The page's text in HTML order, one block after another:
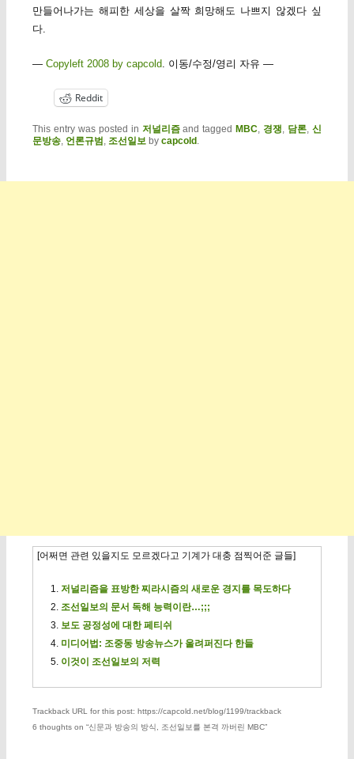
만들어나가는 해피한 세상을 살짝 희망해도 나쁘지 않겠다 싶
다.
— Copyleft 2008 by capcold. 이동/수정/영리 자유 —
Reddit
This entry was posted in 저널리즘and tagged MBC, 경쟁, 담론,신
문방송, 언론규범 , 조선일보by capcold .
[어쩌면 관련 있을지도 모르겠다고 기계가 대충 점찍어준 글들]
저널리즘을 표방한 찌라시즘의 새로운 경지를 목도하다
조선일보의 문서 독해 능력이란…;;;
보도 공정성에 대한 페티쉬
미디어법: 조중동 방송뉴스가 울려퍼진다 한들
이것이 조선일보의 저력
Trackback URL for this post: https://capcold.net/blog/1199/trackback
6 thoughts on “신문과 방송의 방식, 조선일보를 본격 까버린 MBC”